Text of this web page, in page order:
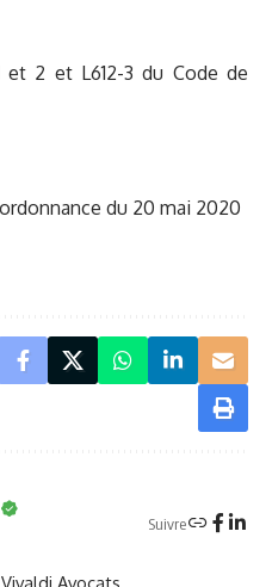
et 2 et L612-3 du Code de
du 20 mai 2020
Suivre
Avocats